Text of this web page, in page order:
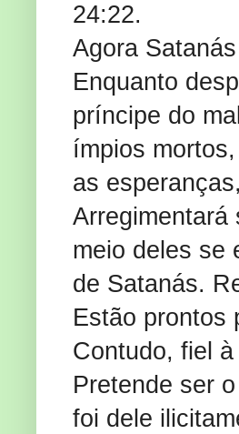
24:22.
Agora
Enquanto
príncipe do
ímpios
as
Arregimentará
meio deles se
de Satanás.
Estão prontos
Contudo, fiel
Pretende ser
foi dele